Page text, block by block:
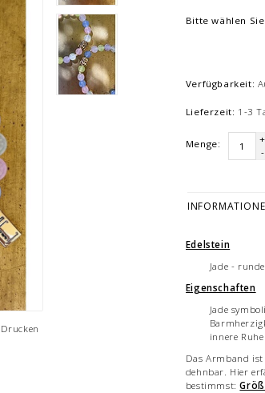
Drucken
Bitte wählen Sie:
Verfügbarkeit:
Lieferzeit: 1-3
Menge:
+
-
Edelstein
Jade -
Eigenschaften
Jade
innere
Das Armband
dehnbar. Hier
bestimmst: